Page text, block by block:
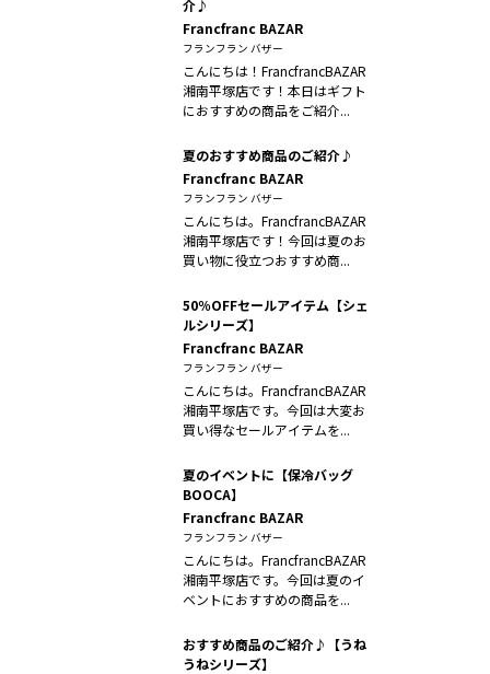
介♪
Francfranc BAZAR
フランフラン バザー
こんにちは！FrancfrancBAZAR
湘南平塚店です！本日はギフト
におすすめの商品をご紹介...
夏のおすすめ商品のご紹介♪
Francfranc BAZAR
フランフラン バザー
こんにちは。FrancfrancBAZAR
湘南平塚店です！今回は夏のお
買い物に役立つおすすめ商...
50％OFFセールアイテム【シェ
ルシリーズ】
Francfranc BAZAR
フランフラン バザー
こんにちは。FrancfrancBAZAR
湘南平塚店です。今回は大変お
買い得なセールアイテムを...
夏のイベントに【保冷バッグ
BOOCA】
Francfranc BAZAR
フランフラン バザー
こんにちは。FrancfrancBAZAR
湘南平塚店です。今回は夏のイ
ベントにおすすめの商品を...
おすすめ商品のご紹介♪【うね
うねシリーズ】